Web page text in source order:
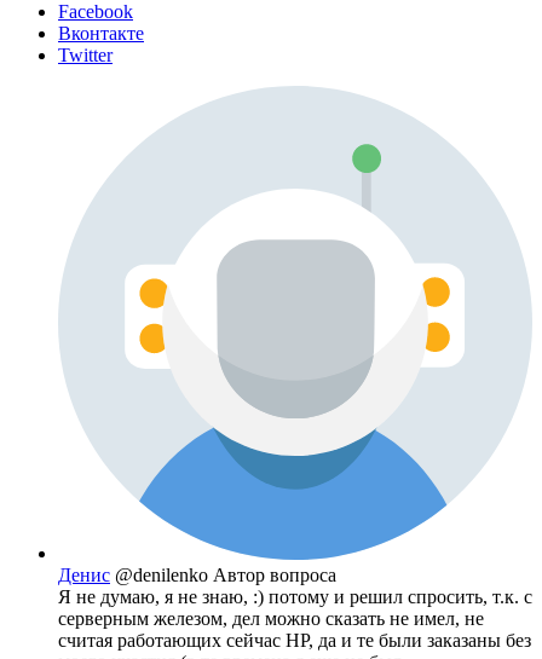
Facebook
Вконтакте
Twitter
Денис @denilenko Автор вопроса
Я не думаю, я не знаю, :) потому и решил спросить, т.к. с
серверным железом, дел можно сказать не имел, не
считая работающих сейчас HP, да и те были заказаны без